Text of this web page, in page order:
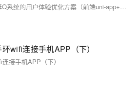
实现“永久登录”：针对蜻蜓Q系统的用户体验优化方案（前端uni-app+后端Laravel详解）-优雅草卓伊凡
wifi连接手机APP（下）
接手机APP（下）